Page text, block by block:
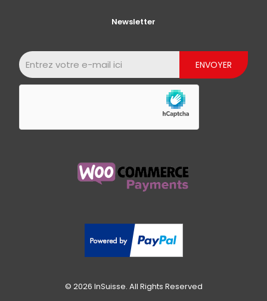
Newsletter
© 2026 InSuisse. All Rights Reserved